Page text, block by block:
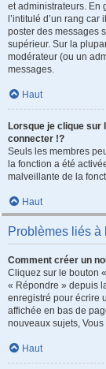
et administrateurs. En
l’intitulé d’un rang
poster des messages
supérieur. Sur la
modérateur (ou un
messages.
Haut
Lorsque je clique sur
connecter !?
Seuls les membres
la fonction a été
malveillante de la
Haut
Problèmes liés
Comment créer un
Cliquez sur le bouton
« Répondre » depuis
enregistré pour écrire
affichée en bas de
nouveaux sujets, Vous
Haut